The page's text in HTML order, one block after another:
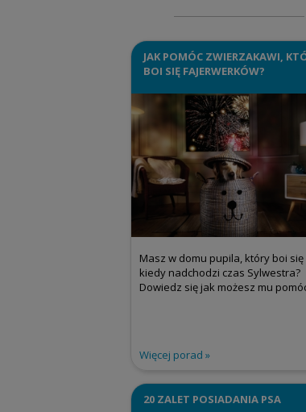
JAK POMÓC ZWIERZAKAWI,
BOI SIĘ FAJERWERKÓW?
Masz w domu pupila, który boi się
kiedy nadchodzi czas Sylwestra?
Dowiedz się jak możesz mu
Więcej porad
20 ZALET POSIADANIA PSA